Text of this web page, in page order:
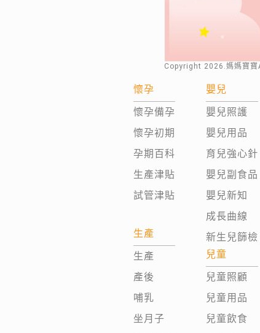
Copyright 2026 .媽媽寶
懷孕
懷孕備孕
懷孕初期
孕期百科
生產津貼
試管津貼
生產
生產
產後
哺乳
坐月子
嬰兒
嬰兒照護
嬰兒用品
育兒強心針
嬰兒副食品
嬰兒新知
成長曲線
新生兒篩檢
兒童
兒童照顧
兒童用品
兒童飲食